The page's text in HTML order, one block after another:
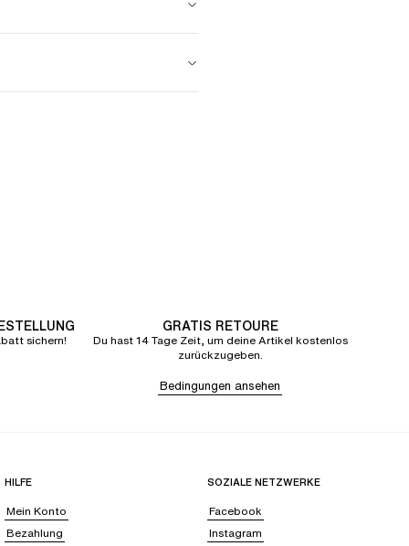
sichern!
GRATIS RETOURE
Du hast 14 Tage Zeit, um deine Artikel kostenlos
zurückzugeben.
Bedingungen ansehen
HILFE
Mein Konto
Bezahlung
SOZIALE NETZWERKE
Facebook
Instagram